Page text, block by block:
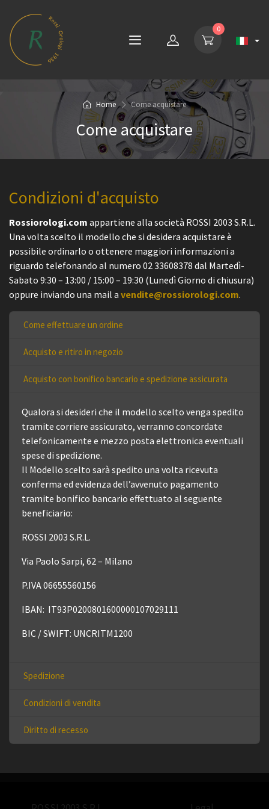
0
Home Come acquistare
Come acquistare
Condizioni d'acquisto
Rossiorologi.com appartiene alla società ROSSI 2003 S.R.L.
Una volta scelto il modello che si desidera acquistare è
possibile ordinarlo o ottenere maggiori informazioni a
riguardo telefonando al numero 02 33608378 dal Martedì-
Sabato 9:30 – 13:00 / 15:00 – 19:30 (Lunedì Giorno di chiusura)
oppure inviando una mail a vendite@rossiorologi.com.
Come effettuare un ordine
Acquisto e ritiro in negozio
Acquisto con bonifico bancario e spedizione assicurata
Qualora si desideri che il modello scelto venga spedito
tramite corriere assicurato, verranno concordate
telefonicamente e mezzo posta elettronica eventuali
spese di spedizione.
Il Modello scelto sarà spedito una volta ricevuta
conferma ed evidenza dell’avvenuto pagamento
tramite bonifico bancario effettuato al seguente
beneficiario:
ROSSI 2003 S.R.L.
Via Paolo Sarpi, 62 – Milano
P.IVA 06655560156
IBAN: IT93P0200801600000107029111
BIC / SWIFT: UNCRITM1200
Spedizione
Condizioni di vendita
Diritto di recesso